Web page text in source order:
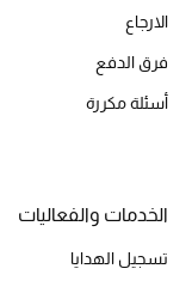
حقائب رجالية
الارجاع
فرق الدفع
أسئلة مكررة
الخدمات والفعاليات
تسجيل الهدايا